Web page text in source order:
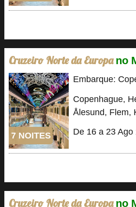
Cruzeiro Norte da Europa no
7 NOITES
Embarque:
Copenhague,
Ålesund, Flem,
De 16 a 23 Ago
Cruzeiro Norte da Europa no